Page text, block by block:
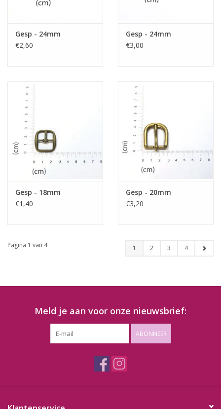
Gesp - 24mm
€2,60
Gesp - 24mm
€3,00
Gesp - 18mm
€1,40
Gesp - 20mm
€3,20
Pagina 1 van 4 1 2 3 4
Meld je aan voor onze nieuwsbrief:
ABONNEER